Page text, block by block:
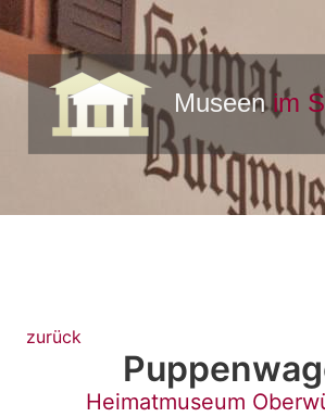
zurück
Heimatmuseum